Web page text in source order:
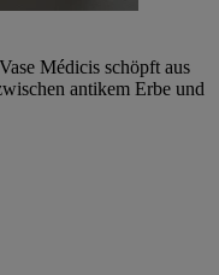
Médicis schöpft aus
antikem Erbe und